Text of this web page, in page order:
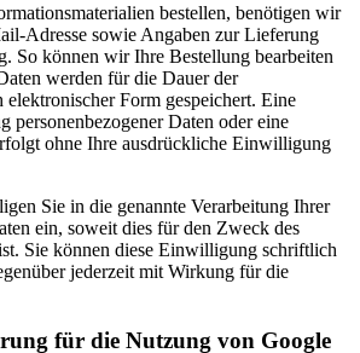
bestellen, benötigen wir
Adresse sowie Angaben zur Lieferung
So können wir Ihre Bestellung bearbeiten
werden für die Dauer der
Form gespeichert. Eine
personenbezogener Daten oder eine
ohne Ihre ausdrückliche Einwilligung
Sie in die genannte Verarbeitung Ihrer
ein, soweit dies für den Zweck des
Sie können diese Einwilligung schriftlich
jederzeit mit Wirkung für die
für die Nutzung von Google